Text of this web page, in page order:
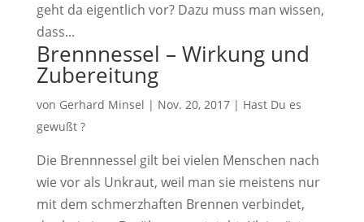
geht da eigentlich vor? Dazu muss man wissen,
dass...
Brennnessel – Wirkung und
Zubereitung
von Gerhard Minsel | Nov. 20, 2017| Hast Du es
gewußt ?
Die Brennnessel gilt bei vielen Menschen nach
wie vor als Unkraut, weil man sie meistens nur
mit dem schmerzhaften Brennen verbindet,